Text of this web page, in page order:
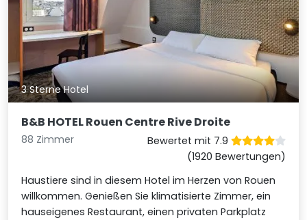
3 Sterne Hotel
B&B HOTEL Rouen Centre Rive Droite
88 Zimmer
Bewertet mit 7.9
(1920 Bewertungen)
Haustiere sind in diesem Hotel im Herzen von Rouen
willkommen. Genießen Sie klimatisierte Zimmer, ein
hauseigenes Restaurant, einen privaten Parkplatz